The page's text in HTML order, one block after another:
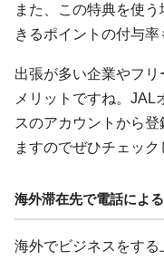
また、この特典を使
きるポイントの付与率
出張が多い企業やフ
メリットですね。JAL
スのアカウントから
ますのでぜひチェック
海外滞在先で電話によ
海外でビジネスをす